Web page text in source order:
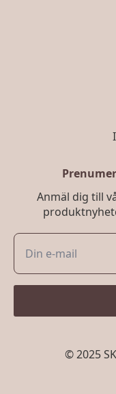
Anmäl dig till
© 2025